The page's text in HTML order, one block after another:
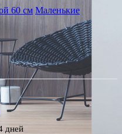
60 см Маленькие
дней